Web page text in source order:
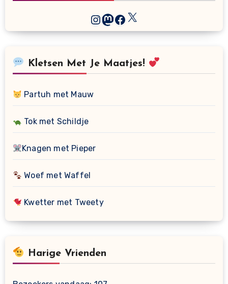
Instagram
Mastodon
Facebook
X
Kletsen Met Je Maatjes!
Partuh met Mauw
Tok met Schildje
Knagen met Pieper
Woef met Waffel
Kwetter met Tweety
Harige Vrienden